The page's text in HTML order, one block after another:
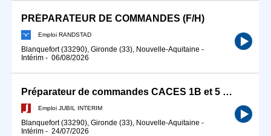
PRÉPARATEUR DE COMMANDES (F/H)
Emploi RANDSTAD
Blanquefort (33290), Gironde (33), Nouvelle-Aquitaine -
Intérim - 06/08/2026
Préparateur de commandes CACES 1B et 5 (H/F)
Emploi JUBIL INTERIM
Blanquefort (33290), Gironde (33), Nouvelle-Aquitaine -
Intérim - 24/07/2026